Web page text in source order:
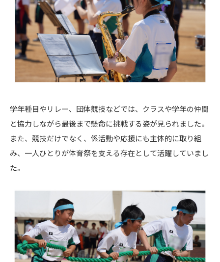
学年種目やリレー、団体競技などでは、クラスや学年の仲間
と協力しながら最後まで懸命に挑戦する姿が見られました。
また、競技だけでなく、係活動や応援にも主体的に取り組
み、一人ひとりが体育祭を支える存在として活躍していまし
た。